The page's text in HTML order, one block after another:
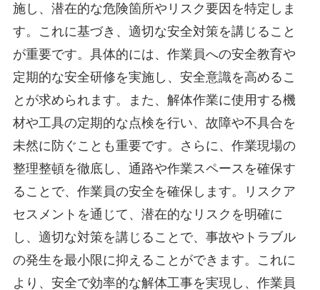
施し、潜在的な危険箇所やリスク要因を特定しま
す。これに基づき、適切な安全対策を講じること
が重要です。具体的には、作業員への安全教育や
定期的な安全研修を実施し、安全意識を高めるこ
とが求められます。また、解体作業に使用する機
材や工具の定期的な点検を行い、故障や不具合を
未然に防ぐことも重要です。さらに、作業現場の
整理整頓を徹底し、通路や作業スペースを確保す
ることで、作業員の安全を確保します。リスクア
セスメントを通じて、潜在的なリスクを明確に
し、適切な対策を講じることで、事故やトラブル
の発生を最小限に抑えることができます。これに
より、安全で効率的な解体工事を実現し、作業員